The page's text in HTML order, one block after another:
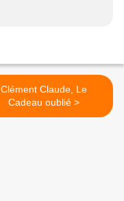
Clément Claude, Le
Cadeau oublié >